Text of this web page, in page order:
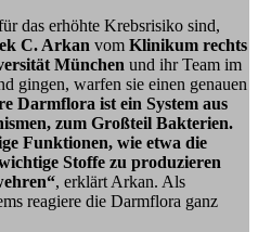
das erhöhte Krebsrisiko sind,
C. Arkan vom Klinikum rechts
München und ihr Team im
gingen, warfen sie einen genauen
Darmflora ist ein System aus
zum Großteil Bakterien.
Funktionen, wie etwa die
Stoffe zu produzieren
, erklärt Arkan. Als
reagiere die Darmflora ganz